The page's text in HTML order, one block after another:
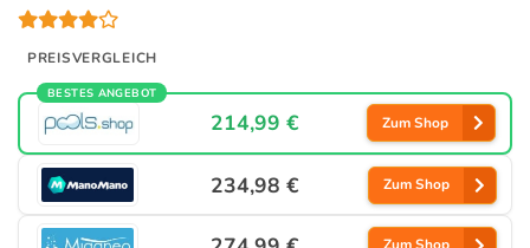
PREISVERGLEICH
BESTES ANGEBOT
214,99 € Zum Shop
234,98 € Zum Shop